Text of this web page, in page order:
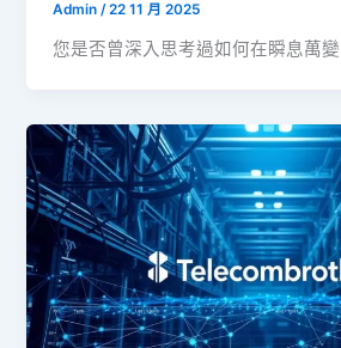
Admin/22 11 月 2025
您是否曾深入思考過如何在瞬息萬